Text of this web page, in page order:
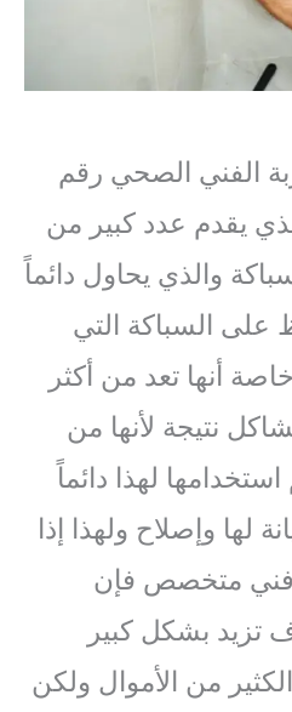
الفني الصحي رقم
يقدم عدد كبير من
والذي يحاول دائماً
السباكة التي
أنها تعد من أكثر
نتيجة لأنها من
لهذا دائماً
لها وإصلاح ولهذا إذا
فني متخصص فإن
تزيد بشكل كبير
من الأموال ولكن